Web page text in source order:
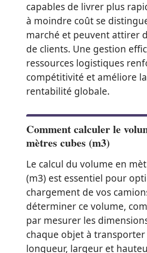
capables de livrer plus
à moindre coût se
marché et peuvent attirer
de clients. Une gestion
ressources logistiques
compétitivité et améliore la
rentabilité globale.
Comment calculer le
mètres cubes (m3)
Le calcul du volume en
(m3) est essentiel pour
chargement de vos
déterminer ce volume,
par mesurer les
chaque objet à transporter
longueur, largeur et